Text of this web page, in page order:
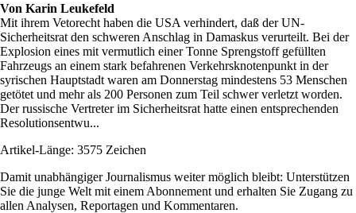
Von Karin Leukefeld
Mit ihrem Vetorecht haben die USA verhindert, daß der UN-
Sicherheitsrat den schweren Anschlag in Damaskus verurteilt. Bei der
Explosion eines mit vermutlich einer Tonne Sprengstoff gefüllten
Fahrzeugs an einem stark befahrenen Verkehrsknotenpunkt in der
syrischen Hauptstadt waren am Donnerstag mindestens 53 Menschen
getötet und mehr als 200 Personen zum Teil schwer verletzt worden.
Der russische Vertreter im Sicherheitsrat hatte einen entsprechenden
Resolutionsentwu...
Artikel-Länge: 3575 Zeichen
Damit unabhängiger Journalismus weiter möglich bleibt: Unterstützen
Sie die junge Welt mit einem Abonnement und erhalten Sie Zugang zu
allen Analysen, Reportagen und Kommentaren.